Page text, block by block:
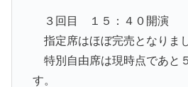
３回目 １５：４０開演
指定席はほぼ完売となりまし
特別自由席は現時点であと
す。